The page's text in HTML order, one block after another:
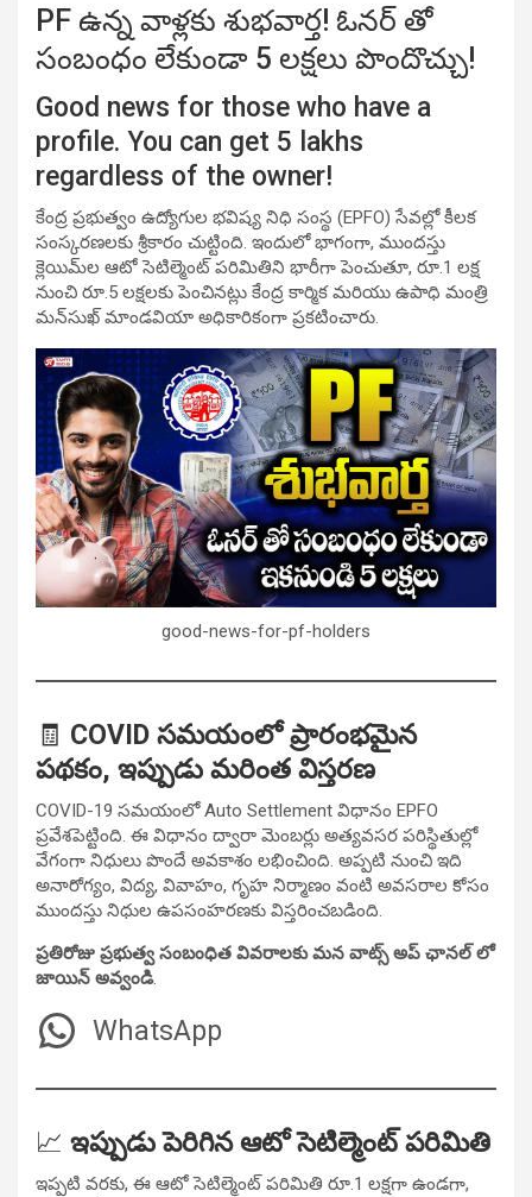
PF ఉన్న వాళ్లకు శుభవార్త! ఓనర్ తో
సంబంధం లేకుండా 5 లక్షలు పొందొచ్చు!
Good news for those who have a
profile. You can get 5 lakhs
regardless of the owner!
కేంద్ర ప్రభుత్వం ఉద్యోగుల భవిష్య నిధి సంస్థ (EPFO) సేవల్లో కీలక
సంస్కరణలకు శ్రీకారం చుట్టింది. ఇందులో భాగంగా, ముందస్తు
క్లెయిమ్‌ల ఆటో సెటిల్మెంట్ పరిమితిని భారీగా పెంచుతూ, రూ.1 లక్ష
నుంచి రూ.5 లక్షలకు పెంచినట్లు కేంద్ర కార్మిక మరియు ఉపాధి మంత్రి
మన్‌సుఖ్ మాండవియా అధికారికంగా ప్రకటించారు.
good-news-for-pf-holders
🧾 COVID సమయంలో ప్రారంభమైన
పథకం, ఇప్పుడు మరింత విస్తరణ
COVID-19 సమయంలో Auto Settlement విధానం EPFO
ప్రవేశపెట్టింది. ఈ విధానం ద్వారా మెంబర్లు అత్యవసర పరిస్థితుల్లో
వేగంగా నిధులు పొందే అవకాశం లభించింది. అప్పటి నుంచి ఇది
అనారోగ్యం, విద్య, వివాహం, గృహ నిర్మాణం వంటి అవసరాల కోసం
ముందస్తు నిధుల ఉపసంహరణకు విస్తరించబడింది.
ప్రతిరోజు ప్రభుత్వ సంబంధిత వివరాలకు మన వాట్స్ అప్ ఛానల్ లో
జాయిన్ అవ్వండి.
WhatsApp
📈 ఇప్పుడు పెరిగిన ఆటో సెటిల్మెంట్ పరిమితి
ఇప్పటి వరకు, ఈ ఆటో సెటిల్మెంట్ పరిమితి రూ.1 లక్షగా ఉండగా,